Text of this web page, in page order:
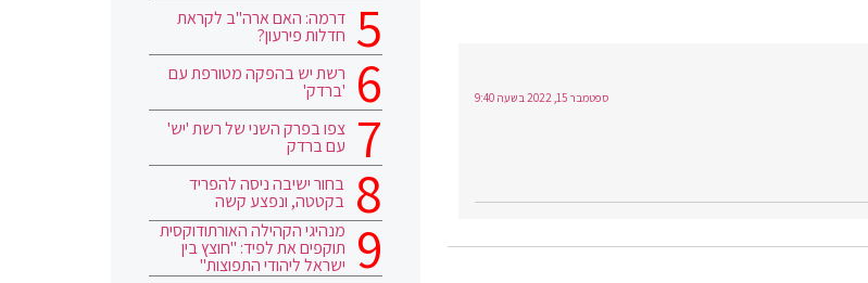
ספטמבר 15, 2022 בשעה 9:40
דרמה: האם ארה"ב לקראת
חדלות פירעון?
רשת יש בהפקה מטורפת עם
'ברדק'
צפו בפרק השני של רשת 'יש'
עם ברדק
בחור ישיבה ניסה להפריד
בקטטה, ונפצע קשה
מנהיגי הקהילה האורתודוקסית
תוקפים את לפיד: "חוצץ בין
ישראל ליהודי התפוצות"